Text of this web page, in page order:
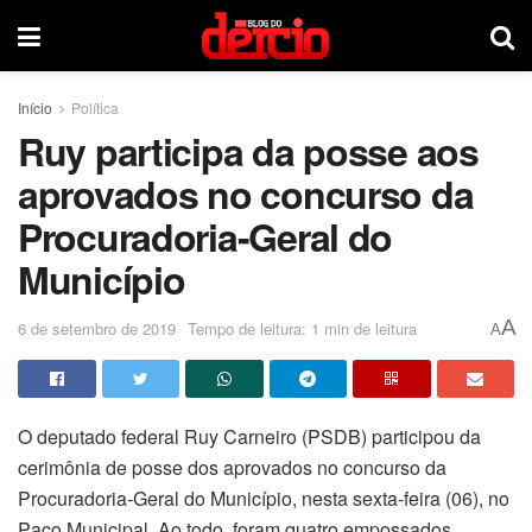
Início Política
Ruy participa da posse aos
aprovados no concurso da
Procuradoria-Geral do
Município
6 de setembro de 2019 Tempo de leitura: 1 min de leitura AA
O deputado federal Ruy Carneiro (PSDB) participou da
cerimônia de posse dos aprovados no concurso da
Procuradoria-Geral do Município, nesta sexta-feira (06), no